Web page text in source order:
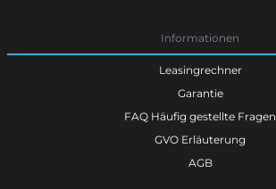
Informationen
Leasingrechner
Garantie
FAQ Häufig gestellte Fragen
GVO Erläuterung
AGB